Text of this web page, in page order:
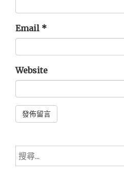
Email *
Website
搜
尋